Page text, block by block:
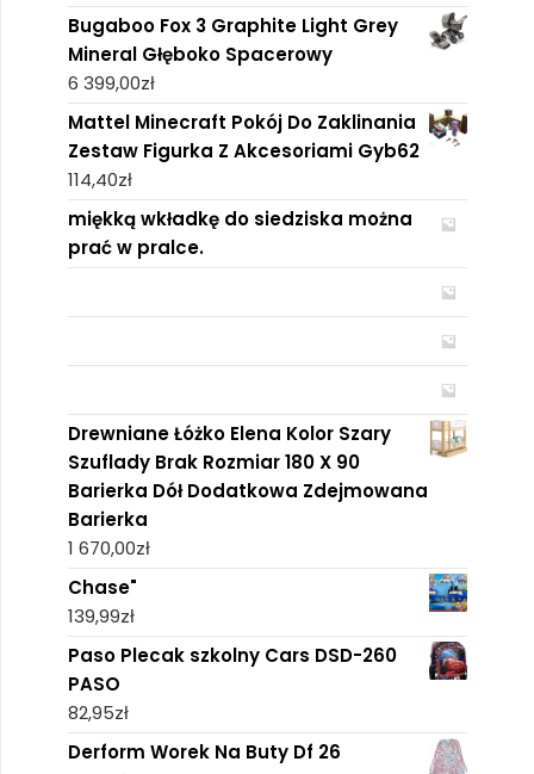
Bugaboo Fox 3 Graphite Light Grey
Mineral Głęboko Spacerowy
6 399,00zł
Mattel Minecraft Pokój Do Zaklinania
Zestaw Figurka Z Akcesoriami Gyb62
114,40zł
miękką wkładkę do siedziska można
prać w pralce.
Drewniane Łóżko Elena Kolor Szary
Szuflady Brak Rozmiar 180 X 90
Barierka Dół Dodatkowa Zdejmowana
Barierka
1 670,00zł
Chase"
139,99zł
Paso Plecak szkolny Cars DSD-260
PASO
82,95zł
Derform Worek Na Buty Df 26